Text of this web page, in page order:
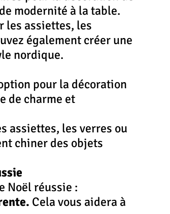
modernité à la table.
les assiettes, les
également créer une
nordique.
pour la décoration
de charme et
assiettes, les verres ou
chiner des objets
Noël réussie :
Cela vous aidera à